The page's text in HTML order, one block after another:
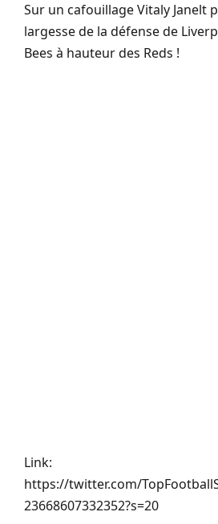
Sur un cafouillage Vitaly Janelt
largesse de la défense de
Bees à hauteur des Reds !
Link:
https://twitter.com/
23668607332352?s=20